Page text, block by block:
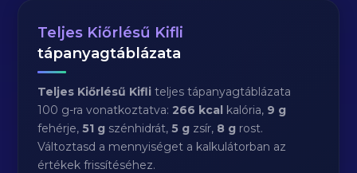
Teljes Kiőrlésű Kifli
tápanyagtáblázata
Teljes Kiőrlésű Kifli teljes tápanyagtáblázata
100 g-ra vonatkoztatva:266 kcal kalória, 9 g
fehérje,51 g szénhidrát,5 g zsír, 8 g rost.
Változtasd a mennyiséget a kalkulátorban az
értékek frissítéséhez.